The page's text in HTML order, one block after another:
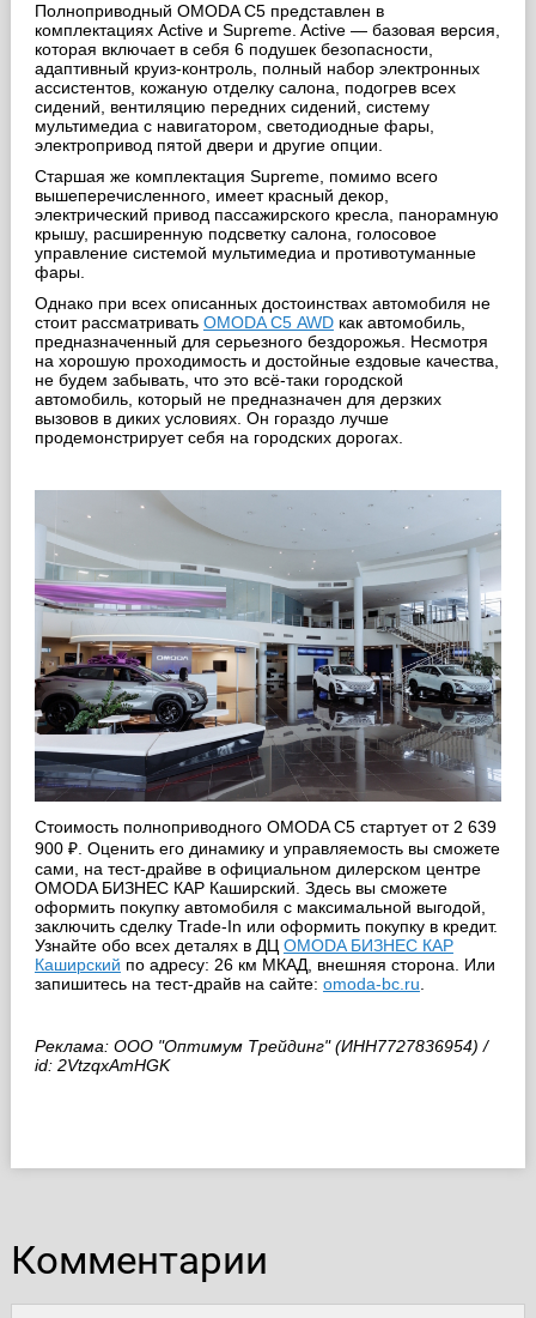
Полноприводный OMODA С5 представлен в
комплектациях Active и Supreme. Active — базовая версия,
которая включает в себя 6 подушек безопасности,
адаптивный круиз-контроль, полный набор электронных
ассистентов, кожаную отделку салона, подогрев всех
сидений, вентиляцию передних сидений, систему
мультимедиа с навигатором, светодиодные фары,
электропривод пятой двери и другие опции.
Старшая же комплектация Supreme, помимо всего
вышеперечисленного, имеет красный декор,
электрический привод пассажирского кресла, панорамную
крышу, расширенную подсветку салона, голосовое
управление системой мультимедиа и противотуманные
фары.
Однако при всех описанных достоинствах автомобиля не
стоит рассматривать OMODA С5 AWDкак автомобиль,
предназначенный для серьезного бездорожья. Несмотря
на хорошую проходимость и достойные ездовые качества,
не будем забывать, что это всё-таки городской
автомобиль, который не предназначен для дерзких
вызовов в диких условиях. Он гораздо лучше
продемонстрирует себя на городских дорогах.
Стоимость полноприводного OMODA C5 стартует от 2 639
900 ₽. Оценить его динамику и управляемость вы сможете
сами, на тест-драйве в официальном дилерском центре
OMODA БИЗНЕС КАР Каширский. Здесь вы сможете
оформить покупку автомобиля с максимальной выгодой,
заключить сделку Trade-In или оформить покупку в кредит.
Узнайте обо всех деталях в ДЦ OMODA БИЗНЕС КАР
Каширский по адресу: 26 км МКАД, внешняя сторона. Или
запишитесь на тест-драйв на сайте: omoda-bc.ru
Реклама: ООО "Оптимум Трейдинг" (ИНН7727836954) /
id: 2VtzqxAmHGK
Комментарии